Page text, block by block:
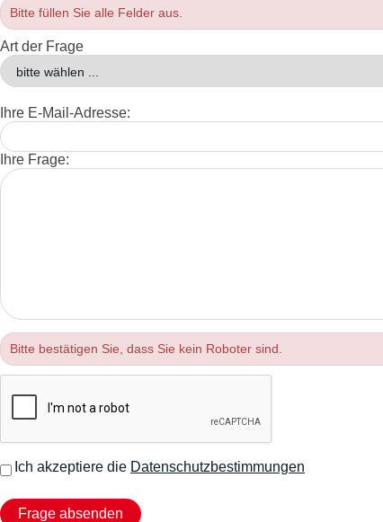
Bitte füllen Sie alle Felder aus.
Art der Frage
Ihre E-Mail-Adresse:
Ihre Frage:
Bitte bestätigen Sie, dass Sie kein Roboter sind.
Ich akzeptiere die Datenschutzbestimmungen